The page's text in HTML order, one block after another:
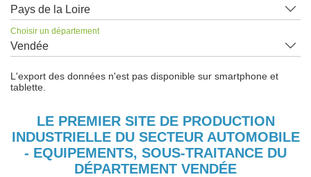
Pays de la Loire
Choisir un département
Vendée
L'export des données n'est pas disponible sur smartphone et
tablette.
LE PREMIER SITE DE PRODUCTION
INDUSTRIELLE DU SECTEUR AUTOMOBILE
- EQUIPEMENTS, SOUS-TRAITANCE DU
DÉPARTEMENT VENDÉE